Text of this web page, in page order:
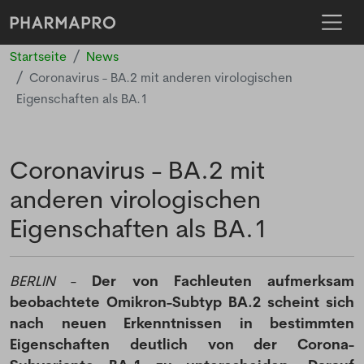
Startseite
News
Coronavirus - BA.2 mit anderen virologischen
Eigenschaften als BA.1
Coronavirus - BA.2 mit
anderen virologischen
Eigenschaften als BA.1
BERLIN- Der von Fachleuten aufmerksam
beobachtete Omikron-Subtyp BA.2 scheint sich
nach neuen Erkenntnissen in bestimmten
Eigenschaften deutlich von der Corona-